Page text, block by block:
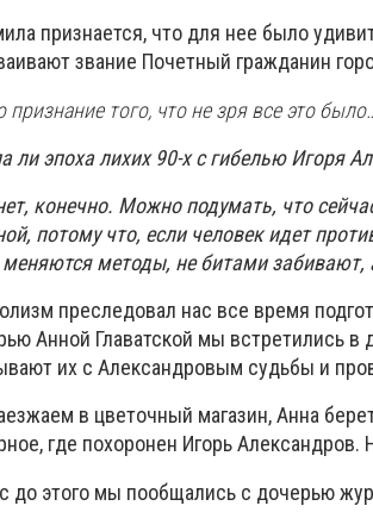
признается, что для нее было
звание Почетный гражданин
признание того, что не зря все это
ли эпоха лихих 90-х с гибелью Игоря
конечно. Можно подумать, что
потому что, если человек идет
методы, не битами
преследовал нас все время
Анной Главатской мы встретились в
их с Александровым судьбы и
в цветочный магазин, Анна
где похоронен Игорь
до этого мы пообщались с дочерью